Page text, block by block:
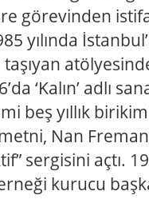
görevinden istifa
yılında
taşıyan
‘Kalın’ adlı
beş yıllık
Nan
sergisini açtı.
kurucu